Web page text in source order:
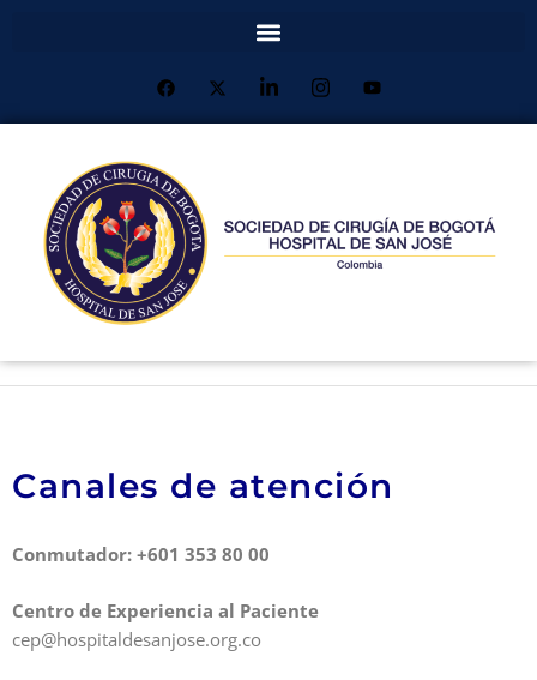
Canales de atención
Conmutador: +601 353 80 00
Centro de Experiencia al Paciente
cep@hospitaldesanjose.org.co